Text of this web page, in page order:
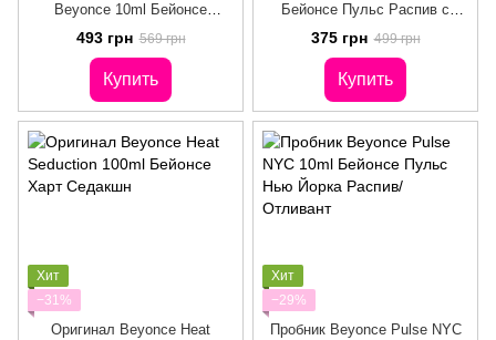
Beyonce 10ml Бейонсе
Миднайт Хат (игривый,
соблазнительный,
роскошный,сексуальный)
Распив/ Отливант
493 грн 569 грн
Купить
Бейонсе Пульс Распив с
Большого Флакона
375 грн 499 грн
Купить
Хит
−31%
Оригинал Beyonce Heat
Хит
−29%
Пробник Beyonce Pulse NYC